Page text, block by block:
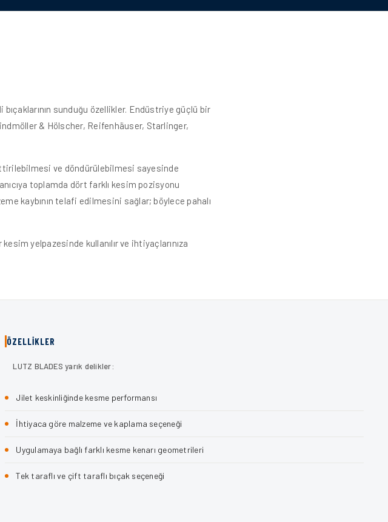
sunduğu özellikler. Endüstriye güçlü bir
& Hölscher, Reifenhäuser, Starlinger,
ettirilebilmesi ve döndürülebilmesi sayesinde
toplamda dört farklı kesim pozisyonu
kaybının telafi edilmesini sağlar; böylece pahalı
yelpazesinde kullanılır ve ihtiyaçlarınıza
ÖZELLİKLER
LUTZ BLADES yarık delikler:
Jilet keskinliğinde kesme performansı
İhtiyaca göre malzeme ve kaplama seçeneği
Uygulamaya bağlı farklı kesme kenarı geometrileri
Tek taraflı ve çift taraflı bıçak seçeneği